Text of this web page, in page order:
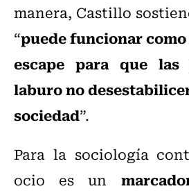
manera, Castillo
“puede funcionar
escape para que las
laburo no
sociedad”.
Para la sociología
ocio es un